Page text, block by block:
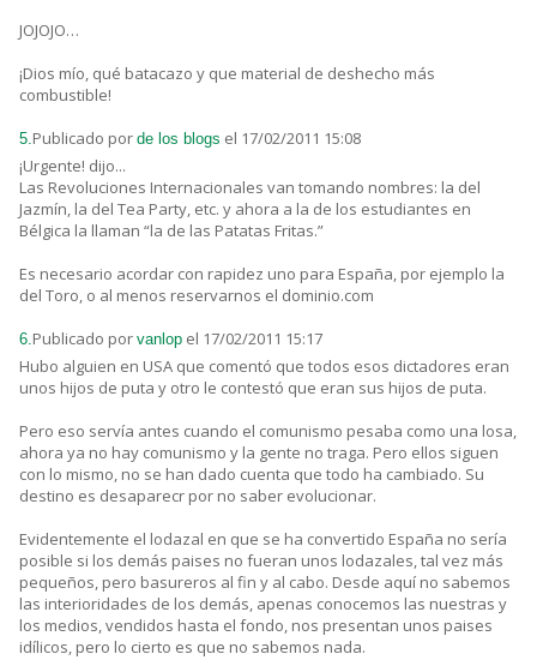
JOJOJO…
¡Dios mío, qué batacazo y que material de deshecho más
combustible!
5.Publicado por de los blogs el 17/02/2011 15:08
¡Urgente! dijo...
Las Revoluciones Internacionales van tomando nombres: la del
Jazmín, la del Tea Party, etc. y ahora a la de los estudiantes en
Bélgica la llaman “la de las Patatas Fritas.”
Es necesario acordar con rapidez uno para España, por ejemplo la
del Toro, o al menos reservarnos el dominio.com
6.Publicado por vanlop el 17/02/2011 15:17
Hubo alguien en USA que comentó que todos esos dictadores eran
unos hijos de puta y otro le contestó que eran sus hijos de puta.
Pero eso servía antes cuando el comunismo pesaba como una losa,
ahora ya no hay comunismo y la gente no traga. Pero ellos siguen
con lo mismo, no se han dado cuenta que todo ha cambiado. Su
destino es desaparecr por no saber evolucionar.
Evidentemente el lodazal en que se ha convertido España no sería
posible si los demás paises no fueran unos lodazales, tal vez más
pequeños, pero basureros al fin y al cabo. Desde aquí no sabemos
las interioridades de los demás, apenas conocemos las nuestras y
los medios, vendidos hasta el fondo, nos presentan unos paises
idílicos, pero lo cierto es que no sabemos nada.